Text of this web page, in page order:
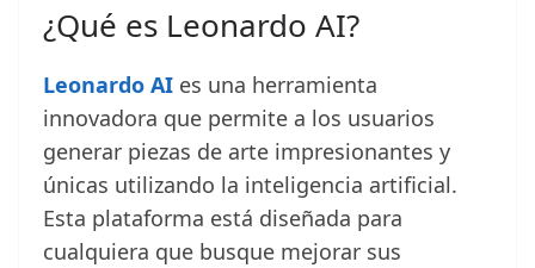
¿Qué es Leonardo AI?
Leonardo AI es una herramienta
innovadora que permite a los usuarios
generar piezas de arte impresionantes y
únicas utilizando la inteligencia artificial.
Esta plataforma está diseñada para
cualquiera que busque mejorar sus